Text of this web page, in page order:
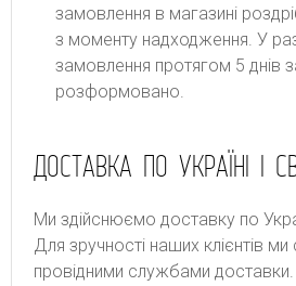
замовлення в магазині
з моменту надходження. У
замовлення протягом 5 днів
розформовано.
ДОСТАВКА ПО УКРАЇНІ І
Ми здійснюємо доставку по
Для зручності наших клієнтів
провідними службами доставки.